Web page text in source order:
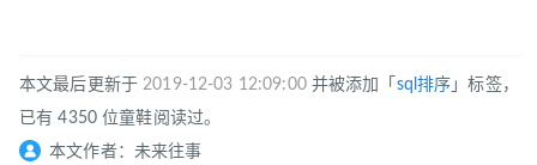
本文最后更新于2019-12-03 12:09:00并被添加「 sql排序 」标签，
已有 4350 位童鞋阅读过。
本文作者：未来往事